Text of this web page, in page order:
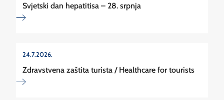
Svjetski dan hepatitisa – 28. srpnja
24.7.2026.
Zdravstvena zaštita turista / Healthcare for tourists